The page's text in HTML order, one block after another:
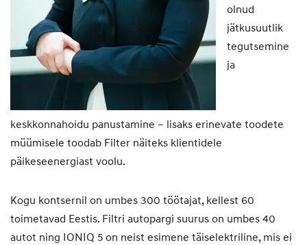
olnud
jätkusuutlik
tegutsemine
ja
keskkonnahoidu panustamine – lisaks erinevate toodete
müümisele toodab Filter näiteks klientidele
päikeseenergiast voolu.
Kogu kontsernil on umbes 300 töötajat, kellest 60
toimetavad Eestis. Filtri autopargi suurus on umbes 40
autot ning IONIQ 5 on neist esimene täiselektriline, mis ei